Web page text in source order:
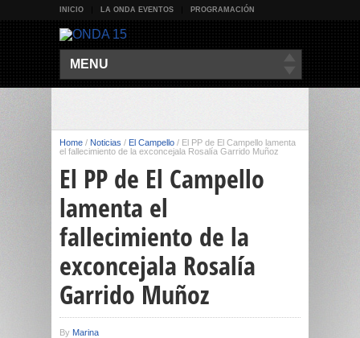
INICIO LA ONDA EVENTOS PROGRAMACIÓN
MENU
Home / Noticias / El Campello / El PP de El Campello lamenta
el fallecimiento de la exconcejala Rosalía Garrido Muñoz
El PP de El Campello
lamenta el
fallecimiento de la
exconcejala Rosalía
Garrido Muñoz
By Marina